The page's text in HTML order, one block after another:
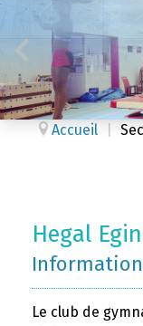
Accueil
Hegal
Le club de